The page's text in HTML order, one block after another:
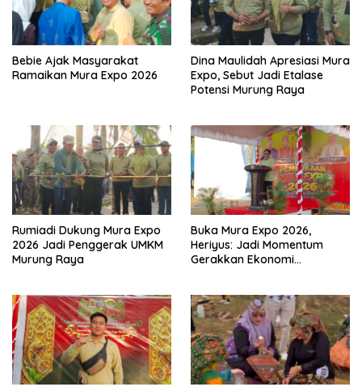
Bebie Ajak Masyarakat
Ramaikan Mura Expo 2026
Dina Maulidah Apresiasi Mura
Expo, Sebut Jadi Etalase
Potensi Murung Raya
Rumiadi Dukung Mura Expo
2026 Jadi Penggerak UMKM
Murung Raya
Buka Mura Expo 2026,
Heriyus: Jadi Momentum
Gerakkan Ekonomi